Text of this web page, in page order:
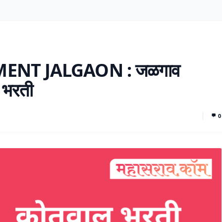
JALGAON : जळगाव
0